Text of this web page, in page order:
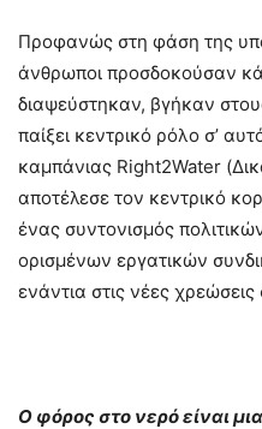
Προφανώς στη φάση της
άνθρωποι προσδοκούσαν
διαψεύστηκαν, βγήκαν
παίξει κεντρικό ρόλο σ’
καμπάνιας Right2Water
αποτέλεσε τον κεντρικό
ένας συντονισμός
ορισμένων εργατικών
ενάντια στις νέες
Ο φόρος στο νερό είναι